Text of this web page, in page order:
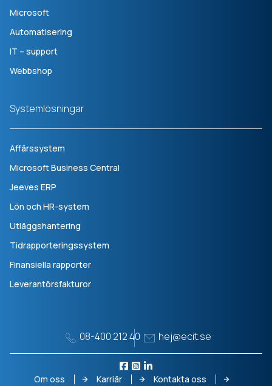
Microsoft
Automatisering
IT – support
Webbshop
Systemlösningar
Affärssystem
Microsoft Business Central
Jeeves ERP
Lön och HR-system
Utläggshantering
Tidrapporteringssystem
Finansiella rapporter
Leverantörsfakturor
08-400 212 40 hej@ecit.se
Om oss Karriär Kontakta oss